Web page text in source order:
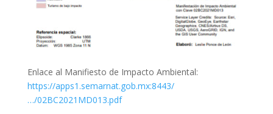
Enlace al Manifiesto de Impacto Ambiental:
https://apps1.semarnat.gob.mx:8443/
…/02BC2021MD013.pdf